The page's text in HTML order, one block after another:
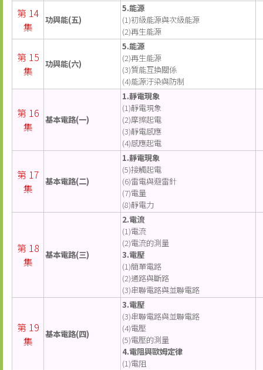
第 14
集
功與能(五)
5.能源
(1)初級能源與次級能源
(2)再生能源
第 15
集
功與能(六)
5.能源
(2)再生能源
(3)質能互換關係
(4)能源汙染與防制
第 16
集
基本電路(一)
1.靜電現象
(1)靜電現象
(2)摩擦起電
(3)靜電感應
(4)感應起電
第 17
集
基本電路(二)
1.靜電現象
(5)接觸起電
(6)雷電與避雷針
(7)電量
(8)靜電力
第 18
集
基本電路(三)
2.電流
(1)電流
(2)電流的測量
3.電壓
(1)簡單電路
(2)通路與斷路
(3)串聯電路與並聯電路
第 19
集
基本電路(四)
3.電壓
(3)串聯電路與並聯電路
(4)電壓
(5)電壓的測量
4.電阻與歐姆定律
(1)電阻